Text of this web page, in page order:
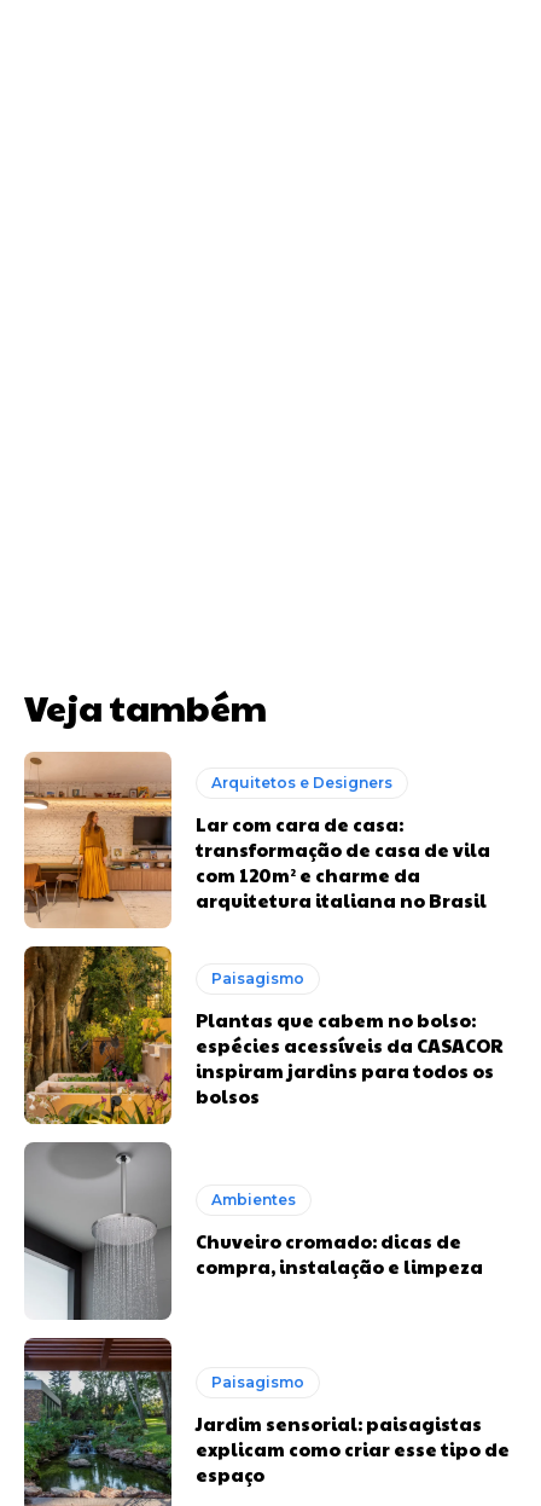
Veja também
Arquitetos e Designers
Lar com cara de casa:
transformação de casa de vila
com 120m² e charme da
arquitetura italiana no Brasil
Paisagismo
Plantas que cabem no bolso:
espécies acessíveis da CASACOR
inspiram jardins para todos os
bolsos
Ambientes
Chuveiro cromado: dicas de
compra, instalação e limpeza
Paisagismo
Jardim sensorial: paisagistas
explicam como criar esse tipo de
espaço